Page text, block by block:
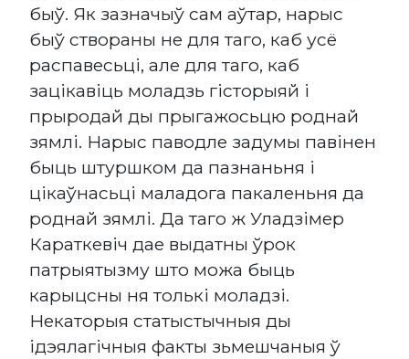
быў. Як зазначыў сам аўтар, нарыс
быў створаны не для таго, каб усё
распавесьці, але для таго, каб
зацікавіць моладзь гісторыяй і
прыродай ды прыгажосьцю роднай
зямлі. Нарыс паводле задумы павінен
быць штуршком да пазнаньня і
цікаўнасьці маладога пакаленьня да
роднай зямлі. Да таго ж Уладзімер
Караткевіч дае выдатны ўрок
патрыятызму што можа быць
карыцсны ня толькі моладзі.
Некаторыя статыстычныя ды
ідэялагічныя факты зьмешчаныя ў